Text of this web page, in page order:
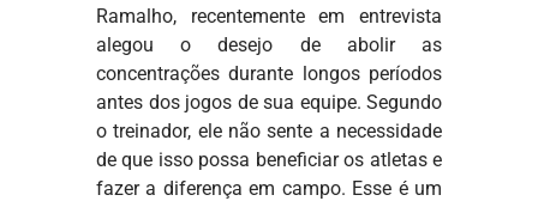
Ramalho, recentemente em entrevista
alegou o desejo de abolir as
concentrações durante longos períodos
antes dos jogos de sua equipe. Segundo
o treinador, ele não sente a necessidade
de que isso possa beneficiar os atletas e
fazer a diferença em campo. Esse é um